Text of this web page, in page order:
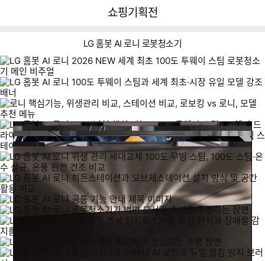
다나와
쇼핑기획전
LG 홈봇 AI 로니 로봇청소기
로
니
핵
심
기
능
위
관
리
비
교
스
이
션
비
교
로
보
킹
v
s
로
니
델
추
천